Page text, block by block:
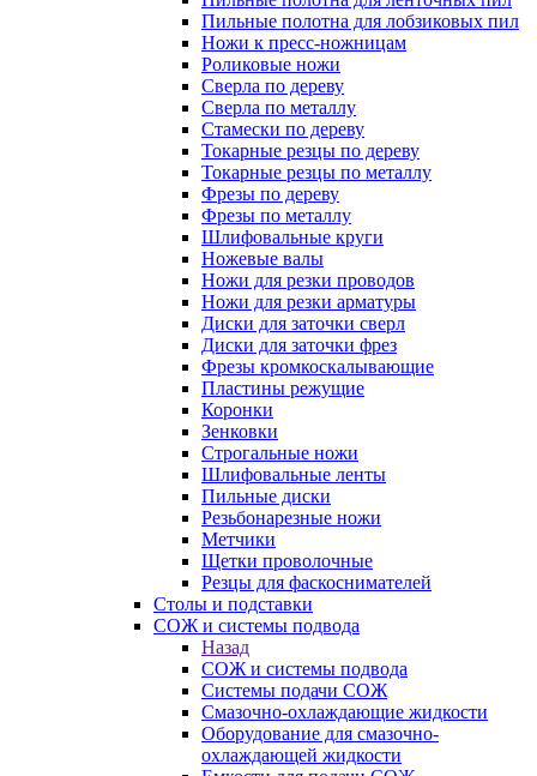
Пильные полотна для лобзиковых пил
Ножи к пресс-ножницам
Роликовые ножи
Сверла по дереву
Сверла по металлу
Стамески по дереву
Токарные резцы по дереву
Токарные резцы по металлу
Фрезы по дереву
Фрезы по металлу
Шлифовальные круги
Ножевые валы
Ножи для резки проводов
Ножи для резки арматуры
Диски для заточки сверл
Диски для заточки фрез
Фрезы кромкоскалывающие
Пластины режущие
Коронки
Зенковки
Строгальные ножи
Шлифовальные ленты
Пильные диски
Резьбонарезные ножи
Метчики
Щетки проволочные
Резцы для фаскоснимателей
Столы и подставки
СОЖ и системы подвода
Назад
СОЖ и системы подвода
Системы подачи СОЖ
Смазочно-охлаждающие жидкости
Оборудование для смазочно-
охлаждающей жидкости